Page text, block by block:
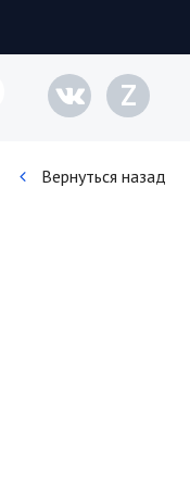
Z
Вернуться назад